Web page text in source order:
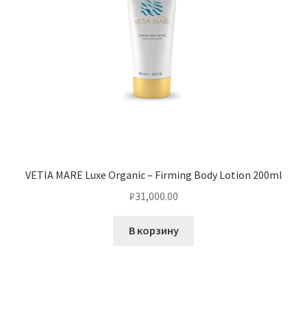
VETIA MARE Luxe Organic – Firming Body Lotion 200ml
₽31,000.00
В корзину